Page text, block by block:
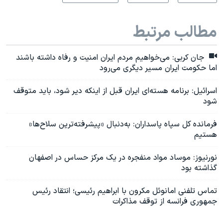
مطالب مرتبط
جان کربی: می‌خواهیم مردم ایران امنیت و رفاه داشته باشند
اما حکومت ایران مسیر دیگری می‌رود
اسرائیل: برنامه هسته‌ای ایران قبل از اینکه دیر شود، باید متوقف
شود
فرمانده کل سپاه پاسداران: به‌دنبال «پیشرفته‌ترین سلاح‌ها»
هستیم
نور‌نیوز: موساد مواد‌ منفجره در یک مرکز حساس در اصفهان
گذاشته بود
تماس تلفنی امانوئل مکرون با ابراهیم رئیسی؛ انتقاد رئیس
جمهوری فرانسه از توقف مذاکرات